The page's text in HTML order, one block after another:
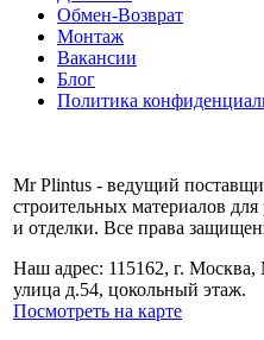
Обмен-Возврат
Монтаж
Вакансии
Блог
Политика
Mr Plintus - ведущий
строительных материалов для
и отделки. Все права
Наш адрес: 115162, г.
улица д.54, цокольный этаж.
Посмотреть на карте